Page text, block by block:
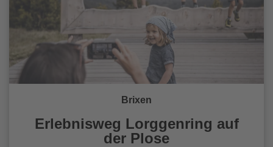
Brixen
Erlebnisweg Lorggenring auf
der Plose